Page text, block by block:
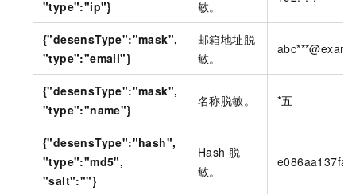
"type":"ip"} 敏。
{"desensType":"mask",
"type":"email"}
邮箱地址脱
敏。
{"desensType":"mask",
"type":"name"}
名称脱敏。 *五
{"desensType":"hash",
"type":"md5",
"salt":""}
Hash 脱
敏。